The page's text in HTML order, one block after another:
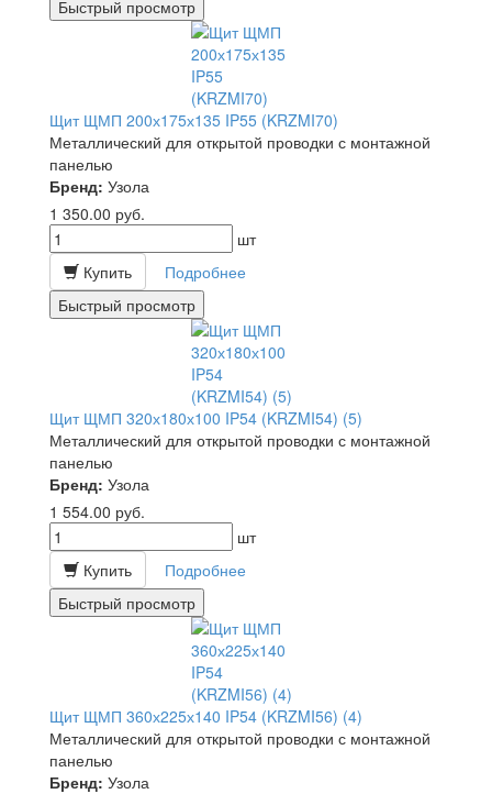
Быстрый просмотр
Щит ЩМП 200х175х135 IP55 (KRZMI70)
Металлический для открытой проводки с монтажной
панелью
Бренд: Узола
1 350.00 руб.
шт
Купить
Подробнее
Быстрый просмотр
Щит ЩМП 320х180х100 IP54 (KRZMI54) (5)
Металлический для открытой проводки с монтажной
панелью
Бренд: Узола
1 554.00 руб.
шт
Купить
Подробнее
Быстрый просмотр
Щит ЩМП 360х225х140 IP54 (KRZMI56) (4)
Металлический для открытой проводки с монтажной
панелью
Бренд: Узола